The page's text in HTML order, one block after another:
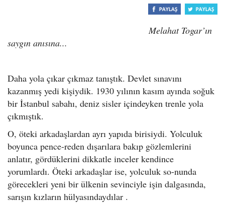
Melahat Togar’ın
saygın anısına...
Daha yola çıkar çıkmaz tanıştık. Devlet sınavını
kazanmış yedi kişiydik. 1930 yılının kasım ayında soğuk
bir İstanbul sabahı, deniz sisler içindeyken trenle yola
çıkmıştık.
O, öteki arkadaşlardan ayrı yapıda birisiydi. Yolculuk
boyunca pence-reden dışarılara bakıp gözlemlerini
anlatır, gördüklerini dikkatle inceler kendince
yorumlardı. Öteki arkadaşlar ise, yolculuk so-nunda
görecekleri yeni bir ülkenin sevinciyle işin dalgasında,
sarışın kızların hülyasındaydılar .